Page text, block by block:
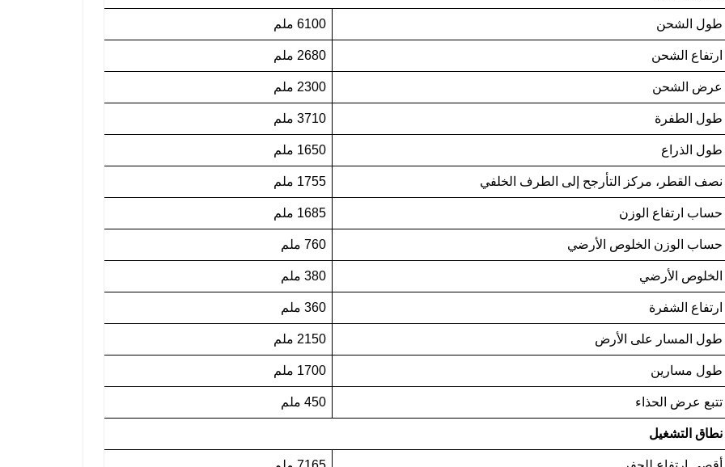
طول الشحن 6100 ملم
ارتفاع الشحن 2680 ملم
عرض الشحن 2300 ملم
طول الطفرة 3710 ملم
طول الذراع 1650 ملم
نصف القطر، مركز التأرجح إلى الطرف الخلفي 1755 ملم
حساب ارتفاع الوزن 1685 ملم
حساب الوزن الخلوص الأرضي 760 ملم
الخلوص الأرضي 380 ملم
ارتفاع الشفرة 360 ملم
طول المسار على الأرض 2150 ملم
طول مسارين 1700 ملم
تتبع عرض الحذاء 450 ملم
نطاق التشغيل